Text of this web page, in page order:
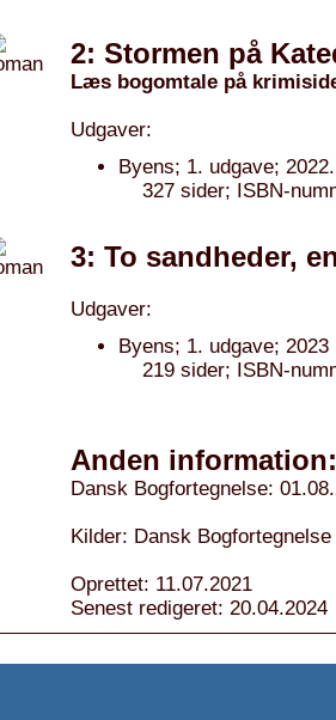
2: Stormen på
Læs bogomtale på
Udgaver:
Byens; 1. udgave; 2022.
327 sider; ISBN-
3: To sandheder,
Udgaver:
Byens; 1. udgave; 2023
219 sider; ISBN-
Anden information:
Dansk Bogfortegnelse:
Kilder: Dansk Bogfortegnelse
Oprettet: 11.07.2021
Senest redigeret: 20.04.2024